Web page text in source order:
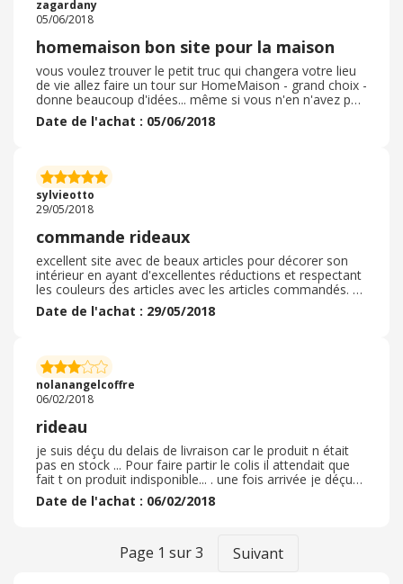
pas ce site et ne ferais pas une bonne publicité.
Cordialement, Mme Cathy Allin
zagardany
05/06/2018
homemaison bon site pour la maison
vous voulez trouver le petit truc qui changera votre lieu
de vie allez faire un tour sur HomeMaison - grand choix -
donne beaucoup d'idées... même si vous n'en n'avez pas
au départ - alors n'hésitez pas - allez vitre faire un tour
sur le site, et livraison rapide - que demander de plus
Date de l'achat : 05/06/2018
sylvieotto
29/05/2018
commande rideaux
excellent site avec de beaux articles pour décorer son
intérieur en ayant d'excellentes réductions et respectant
les couleurs des articles avec les articles commandés. A
recommander pour tout ceux qui décorer leur intérieur!!!
Date de l'achat : 29/05/2018
nolanangelcoffre
06/02/2018
rideau
je suis déçu du delais de livraison car le produit n était
pas en stock ... Pour faire partir le colis il attendait que
fait t on produit indisponible... . une fois arrivée je déçu
de la matière ... retour a l expéditeur... je lai téléphoner il
s était très aimable pas de souci pour le retour
Date de l'achat : 06/02/2018
Page 1 sur3 Suivant